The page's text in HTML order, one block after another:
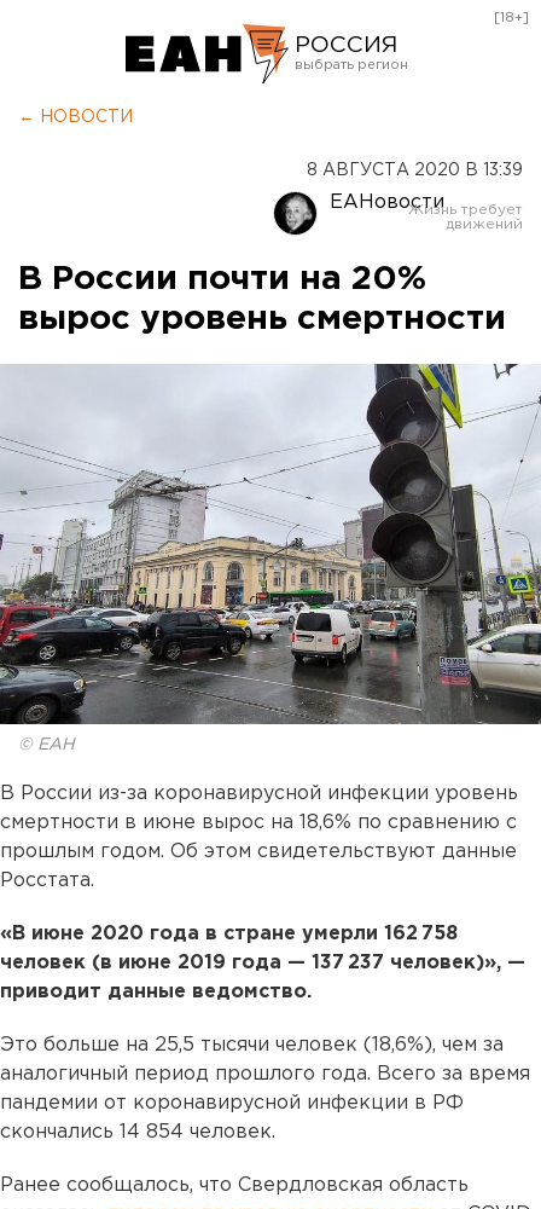
РОССИЯ
Оренбург
[18+]
← НОВОСТИ
8 АВГУСТА 2020 В 13:39
ЕАНовости
В России почти на 20%
вырос уровень смертности
© ЕАН
В России из-за коронавирусной инфекции уровень
смертности в июне вырос на 18,6% по сравнению с
прошлым годом. Об этом свидетельствуют данные
Росстата.
«В июне 2020 года в стране умерли 162 758
человек (в июне 2019 года — 137 237 человек)», —
приводит данные ведомство.
Это больше на 25,5 тысячи человек (18,6%), чем за
аналогичный период прошлого года. Всего за время
пандемии от коронавирусной инфекции в РФ
скончались 14 854 человек.
Ранее сообщалось, что Свердловская область